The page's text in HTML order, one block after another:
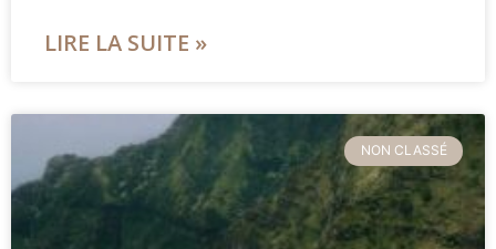
LIRE LA SUITE »
NON CLASSÉ